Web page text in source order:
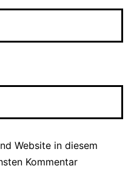
Website in diesem
Kommentar